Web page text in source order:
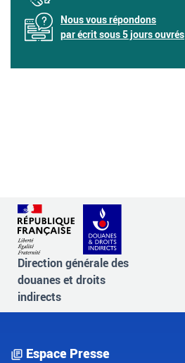
Nous vous répondons
par écrit sous 5 jours ouvrés
Direction générale des
douanes et droits
indirects
Espace Presse